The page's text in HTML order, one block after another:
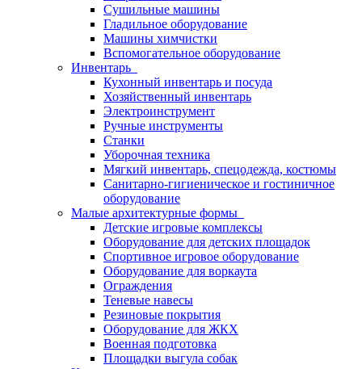
Сушильные машины
Гладильное оборудование
Машины химчистки
Вспомогательное оборудование
Инвентарь
Кухонный инвентарь и посуда
Хозяйственный инвентарь
Электроинструмент
Ручные инструменты
Станки
Уборочная техника
Мягкий инвентарь, спецодежда, костюмы
Санитарно-гигиеническое и гостиничное
оборудование
Малые архитектурные формы
Детские игровые комплексы
Оборудование для детских площадок
Спортивное игровое оборудование
Оборудование для воркаута
Ограждения
Теневые навесы
Резиновые покрытия
Оборудование для ЖКХ
Военная подготовка
Площадки выгула собак